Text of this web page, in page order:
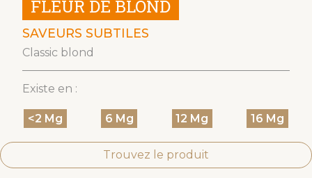
FLEUR DE BLOND
SAVEURS SUBTILES
Classic blond
Existe en :
<2 Mg 6 Mg 12 Mg 16 Mg
Trouvez le produit